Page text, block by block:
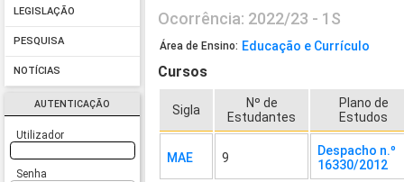
LEGISLAÇÃO
PESQUISA
NOTÍCIAS
AUTENTICAÇÃO
Utilizador
Senha
Ocorrência: 2022/23 - 1S
Área de Ensino: Educação e Currículo
Cursos
Sigla
Nº de
Estudantes
Plano de
Estudos
MAE 9
Despacho n.º
16330/2012